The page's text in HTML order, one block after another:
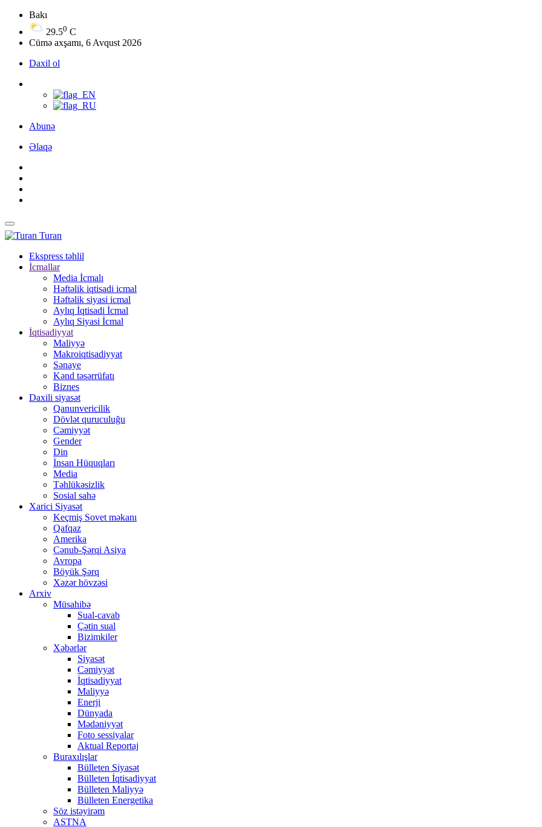
Bakı
29.50 C
Cümə axşamı, 6 Avqust 2026
Daxil ol
Abunə
Əlaqə
Turan
Ekspress təhlil
İcmallar
Media İcmalı
Həftəlik iqtisadi icmal
Həftəlik siyasi icmal
Aylıq İqtisadi İcmal
Aylıq Siyasi İcmal
İqtisadiyyat
Maliyyə
Makroiqtisadiyyat
Sənaye
Kənd təsərrüfatı
Biznes
Daxili siyasət
Qanunvericilik
Dövlət quruculuğu
Cəmiyyət
Gender
Din
İnsan Hüquqları
Media
Təhlükəsizlik
Sosial sahə
Xarici Siyasət
Keçmiş Sovet məkanı
Qafqaz
Amerika
Cənub-Şərqi Asiya
Avropa
Böyük Şərq
Xəzər hövzəsi
Arxiv
Müsahibə
Sual-cavab
Çətin sual
Bizimkiler
Xəbərlər
Siyasət
Cəmiyyət
İqtisadiyyat
Maliyyə
Enerji
Dünyada
Mədəniyyət
Foto sessiyalar
Aktual Reportaj
Buraxılışlar
Bülleten Siyasət
Bülleten İqtisadiyyat
Bülleten Maliyyə
Bülleten Energetika
Söz istəyirəm
ASTNA